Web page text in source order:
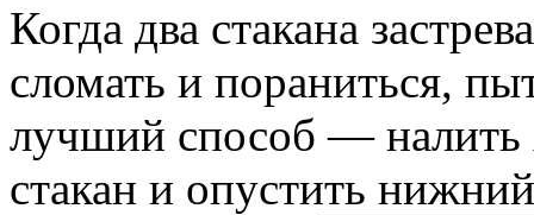
Когда два стакана
сломать и пораниться,
лучший способ — налить
стакан и опустить